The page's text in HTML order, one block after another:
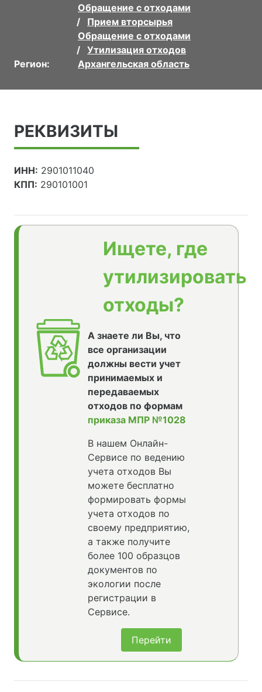
Обращение с отходами
Прием вторсырья
Обращение с отходами
Утилизация отходов
Регион:
Архангельская область
РЕКВИЗИТЫ
ИНН: 2901011040
КПП: 290101001
Ищете, где
утилизировать
отходы?
А знаете ли Вы, что
все организации
должны вести учет
принимаемых и
передаваемых
отходов по формам
приказа МПР №1028
В нашем Онлайн-
Сервисе по ведению
учета отходов Вы
можете бесплатно
формировать формы
учета отходов по
своему предприятию,
а также получите
более 100 образцов
документов по
экологии после
регистрации в
Сервисе.
Перейти